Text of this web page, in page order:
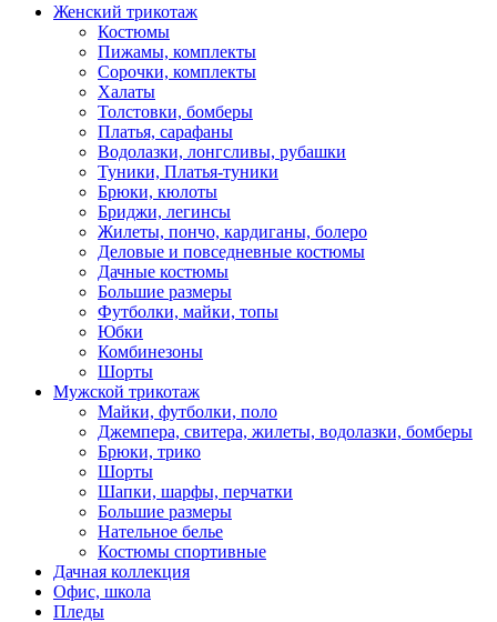
Женский трикотаж
Костюмы
Пижамы, комплекты
Сорочки, комплекты
Халаты
Толстовки, бомберы
Платья, сарафаны
Водолазки, лонгсливы, рубашки
Туники, Платья-туники
Брюки, кюлоты
Бриджи, легинсы
Жилеты, пончо, кардиганы, болеро
Деловые и повседневные костюмы
Дачные костюмы
Большие размеры
Футболки, майки, топы
Юбки
Комбинезоны
Шорты
Мужской трикотаж
Майки, футболки, поло
Джемпера, свитера, жилеты, водолазки, бомберы
Брюки, трико
Шорты
Шапки, шарфы, перчатки
Большие размеры
Нательное белье
Костюмы спортивные
Дачная коллекция
Офис, школа
Пледы